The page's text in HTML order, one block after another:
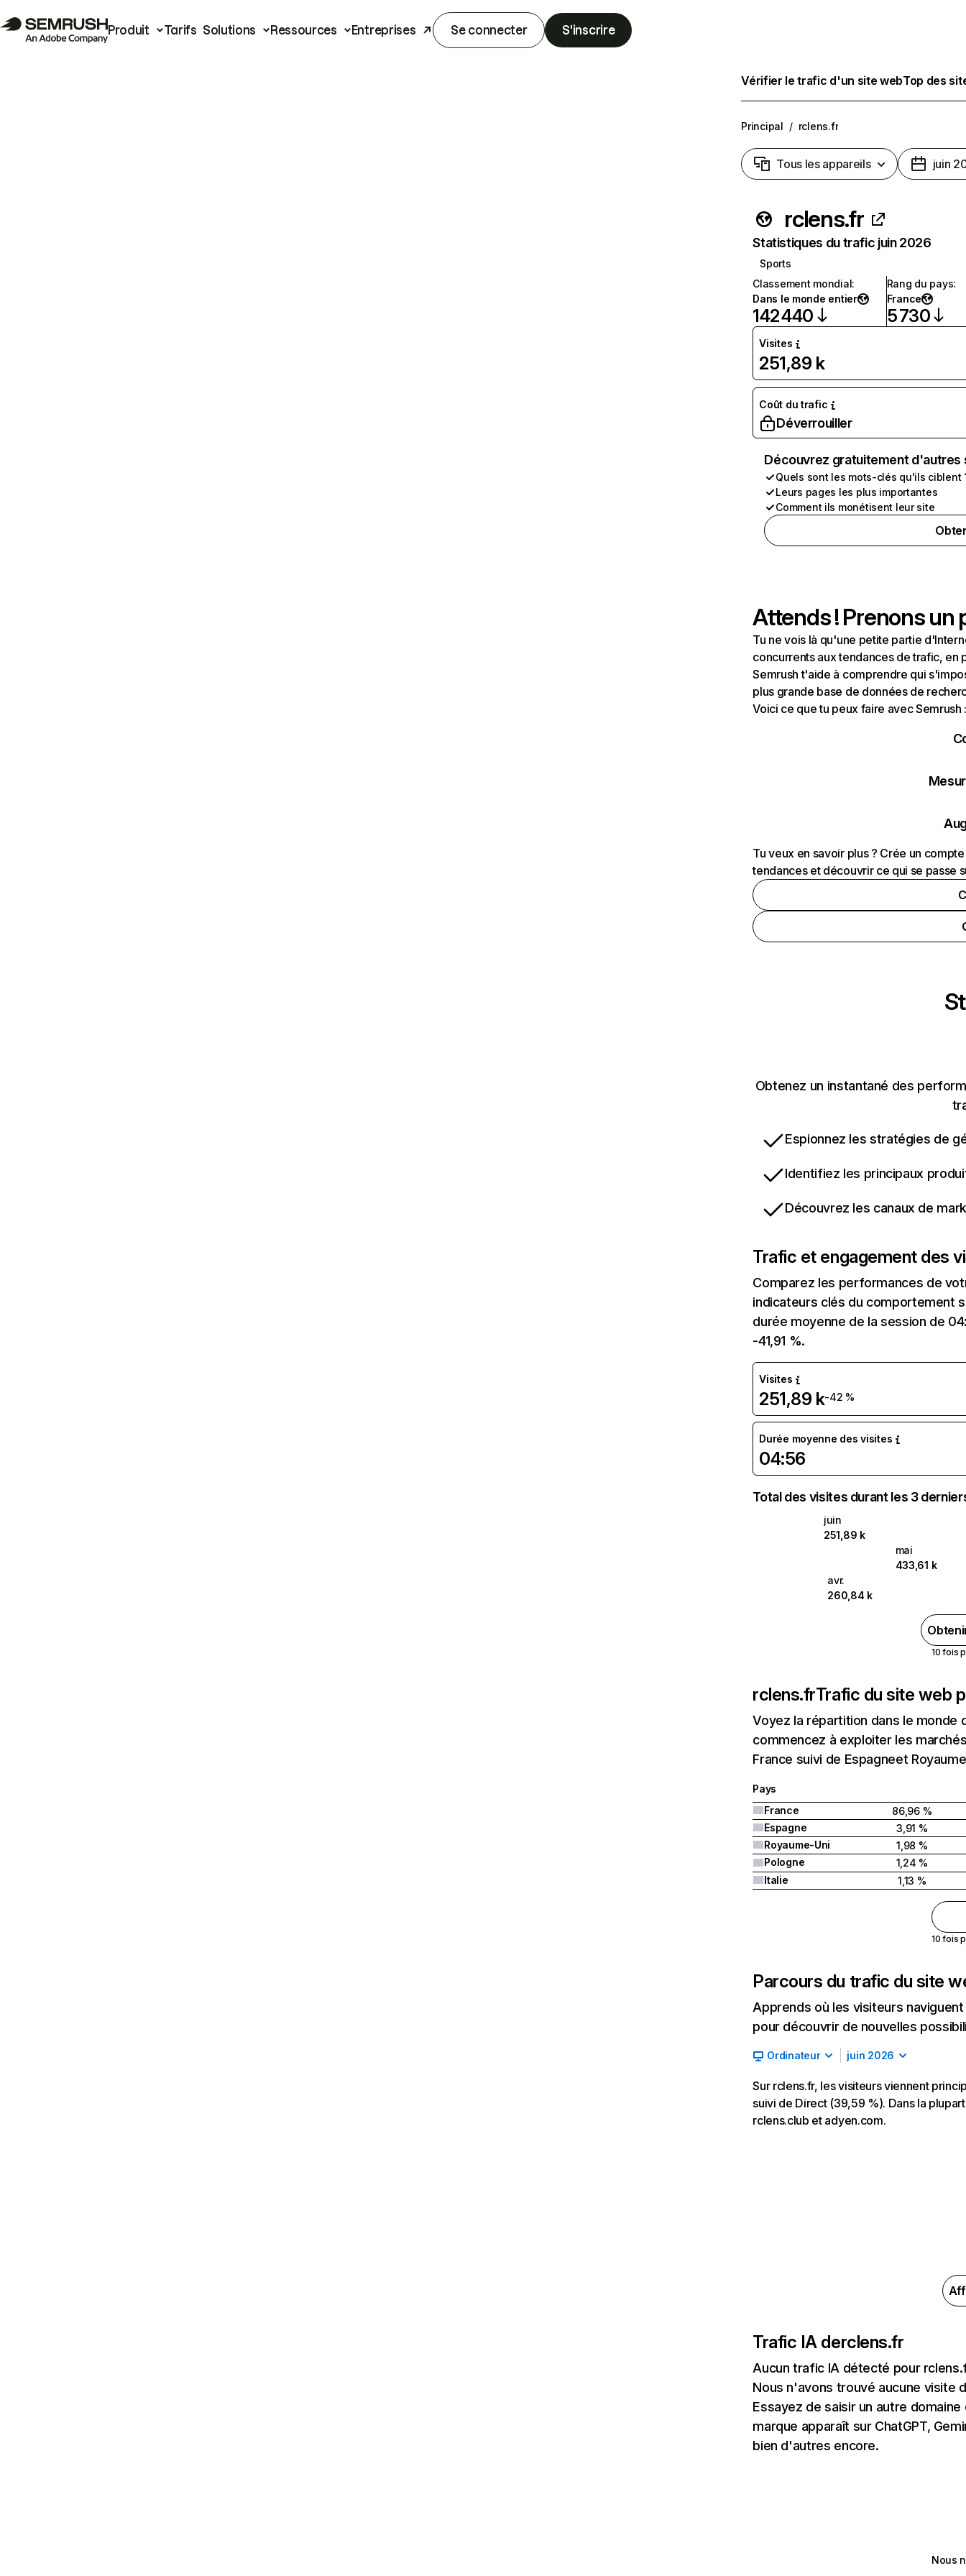
Produit Tarifs Solutions Ressources Entreprises Se connecter S'inscrire
Vérifier le trafic d'un site webTop des
Principal / rclens.fr
Tous les appareils juin
rclens.fr
Statistiques du trafic juin 2026
Sports
Classement mondial:
Dans le monde entier
142 440
Rang du pays:
France
5 730
Visites
251,89 k
Coût du trafic
Déverrouiller
Découvrez gratuitement
Quels sont les mots-clés qu'ils ciblent
Leurs pages les plus importantes
Comment ils monétisent leur site
Attends ! Prenons un
Tu ne vois là qu'une petite partie
concurrents aux tendances de trafic, en
Semrush t'aide à comprendre qui
plus grande base de données de
Voici ce que tu peux faire avec Semrush
Tu veux en savoir plus ? Crée un
tendances et découvrir ce qui se passe
Obtenez un instantané des
Espionnez les stratégies de
Identifiez les principaux
Découvrez les canaux de
Trafic et engagement des
Comparez les performances de
indicateurs clés du comportement
durée moyenne de la session de
-41,91 %.
Visites
251,89 k-42 %
Durée moyenne des visites
04:56
Total des visites durant les 3
juin
251,89 k
mai
433,61 k
avr.
260,84 k
10 fois
rclens.frTrafic du site web
Voyez la répartition dans le
commencez à exploiter les
France suivi de Espagneet
Pays
France
86,96 %
Espagne
3,91 %
Royaume-Uni
1,98 %
Pologne
1,24 %
Italie
1,13 %
10 fois
Parcours du trafic du site
Apprends où les visiteurs
pour découvrir de nouvelles
Ordinateur juin 2026
Sur rclens.fr, les visiteurs viennent
suivi de Direct (39,59 %). Dans la
rclens.club et adyen.com.
Trafic IA derclens.fr
Aucun trafic IA détecté pour
Nous n'avons trouvé aucune visite
Essayez de saisir un autre
marque apparaît sur ChatGPT,
bien d'autres encore.
Nous